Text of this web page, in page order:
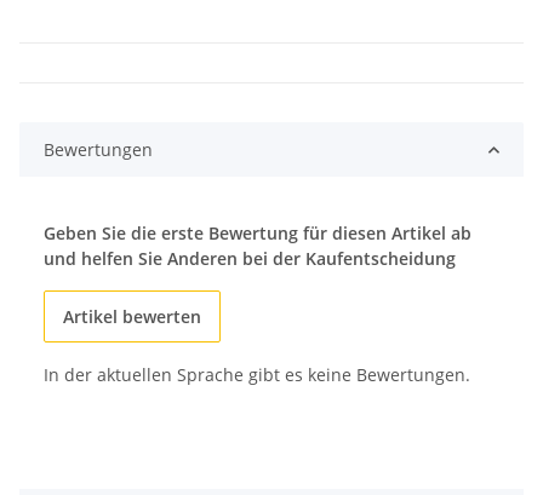
Bewertungen
Geben Sie die erste Bewertung für diesen Artikel ab
und helfen Sie Anderen bei der Kaufentscheidung
Artikel bewerten
In der aktuellen Sprache gibt es keine Bewertungen.